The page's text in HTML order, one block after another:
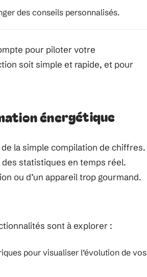
des conseils personnalisés.
pour piloter votre
soit simple et rapide, et pour
énergétique
de la simple compilation de chiffres.
statistiques en temps réel.
ou d’un appareil trop gourmand.
sont à explorer :
pour visualiser l’évolution de vos